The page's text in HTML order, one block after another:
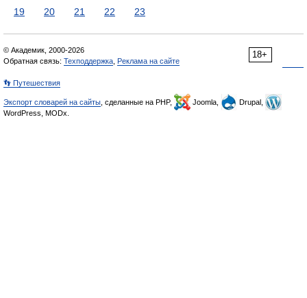
19
20 21 22 23
18+
© Академик, 2000-2026
Обратная связь: Техподдержка Реклама на сайте
👣 Путешествия
Экспорт словарей на сайты , сделанные на PHP, Joomla,
Drupal,
WordPress, MODx.